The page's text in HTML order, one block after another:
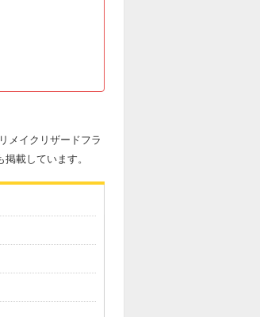
メイクリザードフラ
載しています。